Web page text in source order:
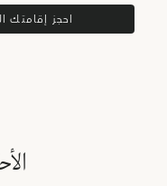
احجز إقامتك